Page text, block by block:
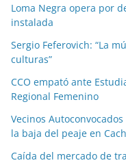
Loma Negra opera por
instalada
Sergio Feferovich: “La
culturas”
CCO empató ante
Regional Femenino
Vecinos
la baja del peaje en
Caída del mercado de